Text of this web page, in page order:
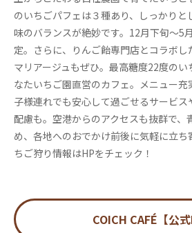
のいちごパフェは３種あり、しっかり
味のバランスが絶妙です。12月下旬～5
定。さらに、りんご飴専門店とコラボし
マリアージュもぜひ。最高糖度22度の
なたいちご園直営のカフェ。メニュー
子様連れでも安心して過ごせるサービス
配慮も。空港からのアクセスも抜群で、
め、各地へのおでかけ前後に気軽に立ち
ちご狩り情報はHPをチェック！
COICH CAFÉ【公式